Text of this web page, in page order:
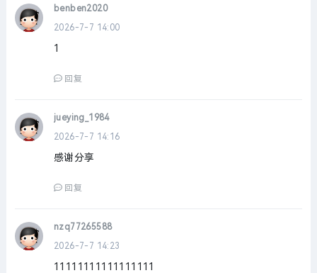
benben2020
2026-7-7 14:00
1
回复
jueying_1984
2026-7-7 14:16
感谢分享
回复
nzq77265588
2026-7-7 14:23
11111111111111111